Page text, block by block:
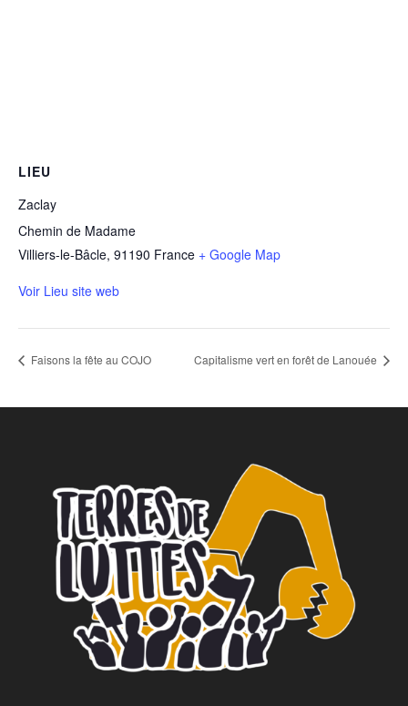
LIEU
Zaclay
Chemin de Madame
Villiers-le-Bâcle, 91190 France + Google Map
Voir Lieu site web
Faisons la fête au COJO Capitalisme vert en forêt de Lanouée